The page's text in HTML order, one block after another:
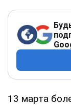
13 марта